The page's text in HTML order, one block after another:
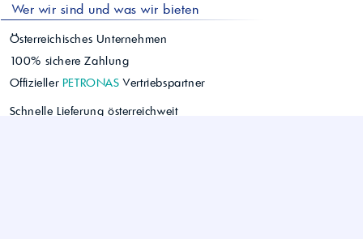
Wer wir sind und was wir bieten
Österreichisches Unternehmen
100% sichere Zahlung
Offizieller PETRONAS Vertriebspartner
Schnelle Lieferung österreichweit